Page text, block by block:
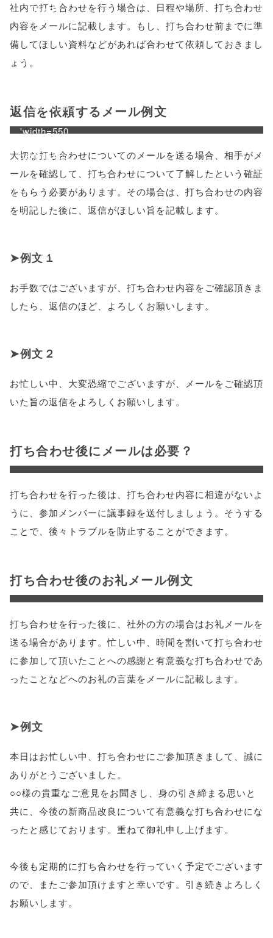
line10
/1017252"
onclick="windo
f, 'Gwindow',
'width=550,
height=450,
menubar=no,
toolbar=no,
); return
社内で打ち合わせを行う場合は、日程や場所、打ち合わせ
内容をメールに記載します。もし、打ち合わせ前までに準
備してほしい資料などがあれば合わせて依頼しておきまし
ょう。
返信を依頼するメール例文
大切な打ち合わせについてのメールを送る場合、相手がメ
ールを確認して、打ち合わせについて了解したという確証
をもらう必要があります。その場合は、打ち合わせの内容
を明記した後に、返信がほしい旨を記載します。
例文１
お手数ではございますが、打ち合わせ内容をご確認頂きま
したら、返信のほど、よろしくお願いします。
例文２
お忙しい中、大変恐縮でございますが、メールをご確認頂
いた旨の返信をよろしくお願いします。
打ち合わせ後にメールは必要？
打ち合わせを行った後は、打ち合わせ内容に相違がないよ
うに、参加メンバーに議事録を送付しましょう。そうする
ことで、後々トラブルを防止することができます。
打ち合わせ後のお礼メール例文
打ち合わせを行った後に、社外の方の場合はお礼メールを
送る場合があります。忙しい中、時間を割いて打ち合わせ
に参加して頂いたことへの感謝と有意義な打ち合わせであ
ったことなどへのお礼の言葉をメールに記載します。
例文
本日はお忙しい中、打ち合わせにご参加頂きまして、誠に
ありがとうございました。
○○様の貴重なご意見をお聞きし、身の引き締まる思いと
共に、今後の新商品改良について有意義な打ち合わせにな
ったと感じております。重ねて御礼申し上げます。
今後も定期的に打ち合わせを行っていく予定でございます
ので、またご参加頂けますと幸いです。引き続きよろしく
お願いします。